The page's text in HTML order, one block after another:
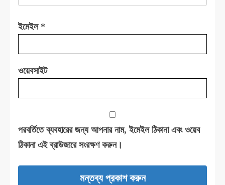
ইমেইল *
ওয়েবসাইট
পরবর্তিতে ব্যবহারের জন্য আপনার নাম, ইমেইল ঠিকানা এবং ওয়েব
ঠিকানা এই ব্রাউজারে সংরক্ষণ করুন।